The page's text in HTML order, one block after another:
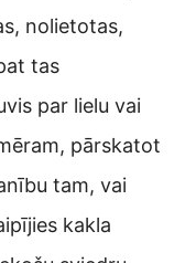
nolietotas,
tas
par lielu vai
pārskatot
tam, vai
kakla